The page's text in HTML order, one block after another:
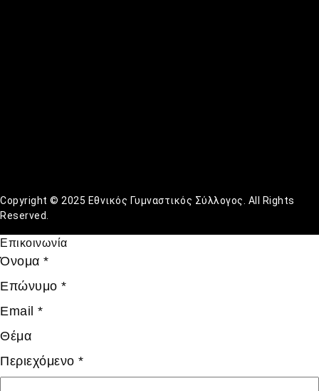
Copyright © 2025 Εθνικός Γυμναστικός Σύλλογος. All Rights
Reserved.
Επικοινωνία
Όνομα *
Επώνυμο *
Email *
Θέμα
Περιεχόμενο *